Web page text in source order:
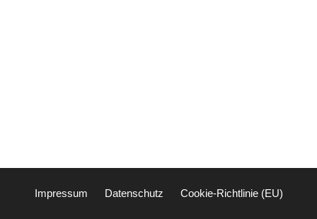
Impressum Datenschutz Cookie-Richtlinie (EU)